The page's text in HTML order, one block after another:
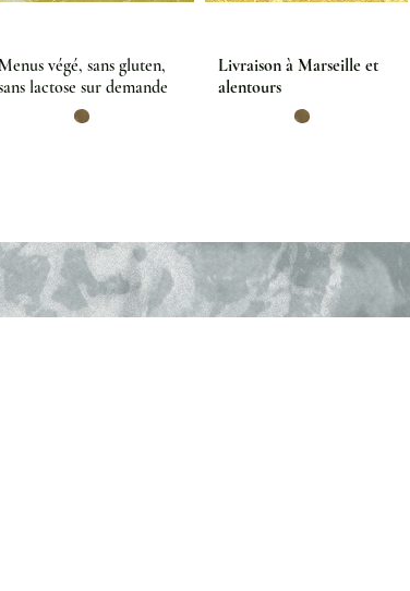
végé, sans gluten,
lactose sur demande
Livraison à Marseille et
alentours ​